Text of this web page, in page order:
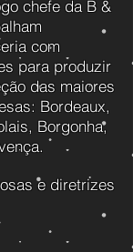
chefe da B &
com
para produzir
das maiores
Bordeaux,
Borgonha,
e diretrizes